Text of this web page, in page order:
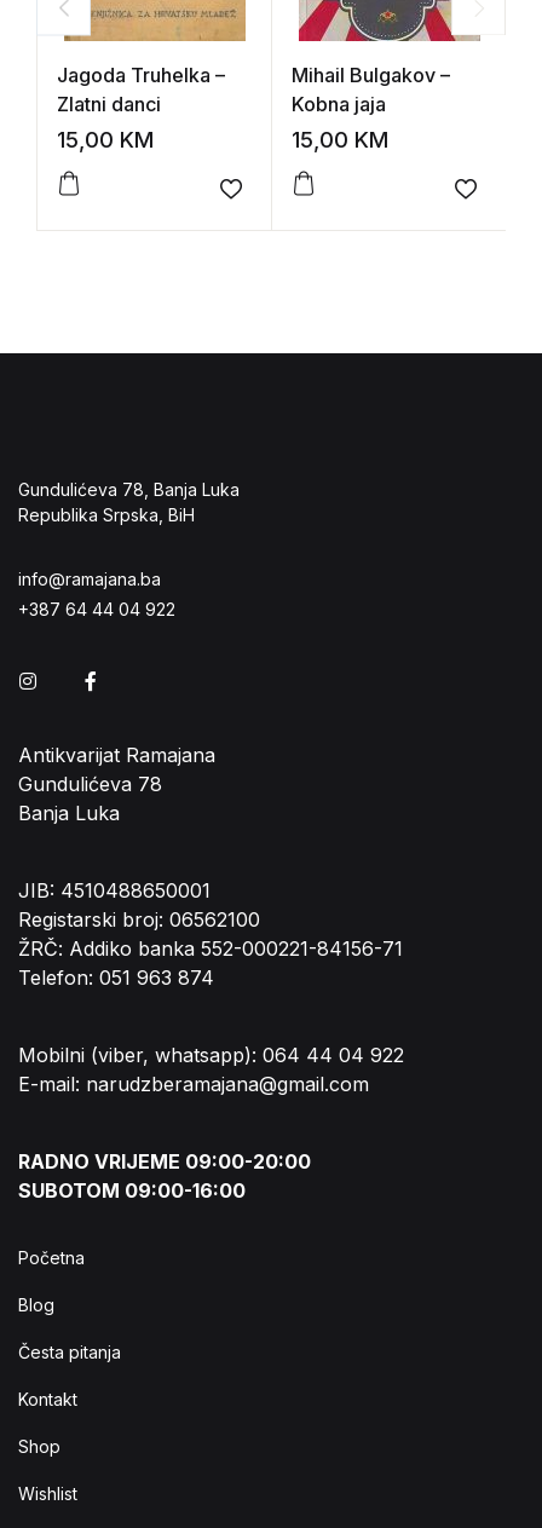
Jagoda Truhelka –
Zlatni danci
15,00 KM
Add to wishlist
Mihail Bulgakov –
Kobna jaja
15,00 KM
Add to
Gundulićeva 78, Banja Luka
Republika Srpska, BiH
info@ramajana.ba
+387 64 44 04 922
Instagram
Antikvarijat Ramajana
Gundulićeva 78
Banja Luka
JIB: 4510488650001
Registarski broj: 06562100
ŽRČ: Addiko banka 552-000221-84156-71
Telefon: 051 963 874
Mobilni (viber, whatsapp): 064 44 04 922
E-mail: narudzberamajana@gmail.com
RADNO VRIJEME 09:00-20:00
SUBOTOM 09:00-16:00
Početna
Blog
Česta pitanja
Kontakt
Shop
Wishlist